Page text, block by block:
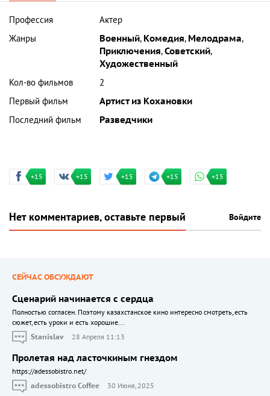
Профессия
Актер
Жанры
Военный, Комедия, Мелодрама,
Приключения,Советский,
Художественный
Кол-во фильмов
2
Первый фильм
Артист из Кохановки
Последний фильм
Разведчики
+15 +15 +15 +15 +15
Нет комментариев, оставьте первый Войдите
СЕЙЧАС ОБСУЖДАЮТ
Сценарий начинается с сердца
Полностью согласен. Поэтому казахстанское кино интересно смотреть, есть
сюжет, есть уроки и есть хорошие...
Stanislav
28 Апреля 11:13
Пролетая над ласточкиным гнездом
https://adessobistro.net/
adessobistro Coffee
30 Июня, 2025